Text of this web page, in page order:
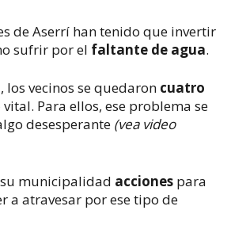
de Aserrí han tenido que invertir
sufrir por el faltante de agua.
los vecinos se quedaron cuatro
Para ellos, ese problema se
desesperante (vea video
municipalidad acciones para
a atravesar por ese tipo de